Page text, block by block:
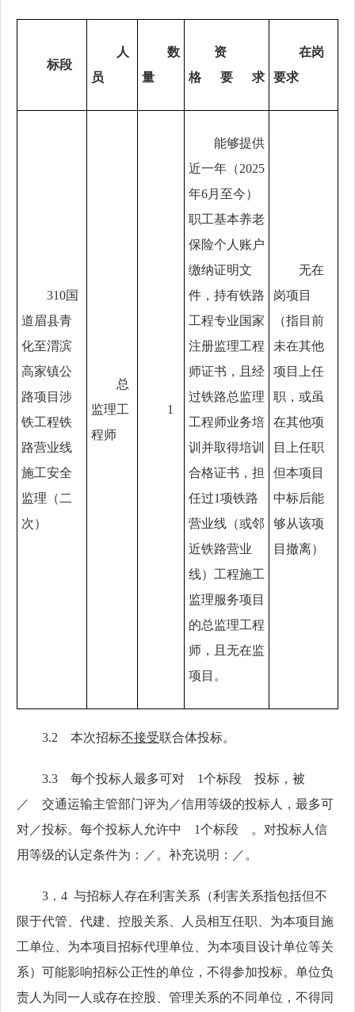
标段
人
员
数
量
资
格
要 求
在岗
要求
310国
道眉县青
化至渭滨
高家镇公
路项目涉
铁工程铁
路营业线
施工安全
监理（二
次）
总
监理工
程师
1
能够提供
近一年（2025
年6月至今）
职工基本养老
保险个人账户
缴纳证明文
件，持有铁路
工程专业国家
注册监理工程
师证书，且经
过铁路总监理
工程师业务培
训并取得培训
合格证书， 担
任过1项铁路
营业线（或邻
近铁路营业
线）工程施工
监理服务项目
的总监理工程
师，且 无在监
项目。
无在
岗项目
（指目前
未在其他
项目上任
职，或虽
在其他项
目上任职
但本项目
中标后能
够从该项
目撤离）
3.2 本次招标不接受联合体投标。
3.3 每个投标人最多可对 1个标段 投标，被
／ 交通运输主管部门评为／信用等级的投标人，最多可
对／投标。每个投标人允许中 1个标段 。对投标人信
用等级的认定条件为：／。补充说明：
／ 。
3． 4 与招标人存在利害关系 （利害关系指包括但不
限于代管、代建、控股关系、人员相互任职、为本项目施
工单位、为本项目招标代理单位、为本项目设计单位等关
系） 可能影响招标公正性的单位，不得参加投标。单位负
责人为同一人或存在控股、管理关系的不同单位，不得同